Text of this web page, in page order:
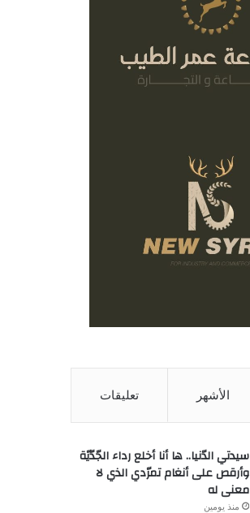
الأشهر تعليقات
سيدتي الدّنيا.. ها أنا أخلع رداء الجّدّيّة
وأرقص على أنغام تمرّدي الذي لا
معنى له
منذ يومين